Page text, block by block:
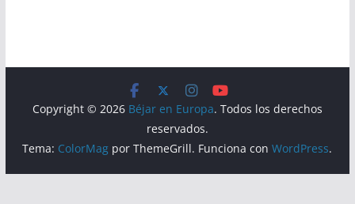
Copyright © 2026 Béjar en Europa. Todos los derechos
reservados.
Tema: ColorMag por ThemeGrill. Funciona conWordPress.